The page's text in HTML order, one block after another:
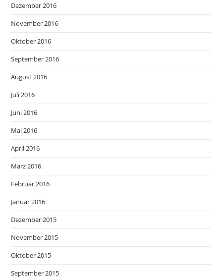
Dezember 2016
November 2016
Oktober 2016
September 2016
August 2016
Juli 2016
Juni 2016
Mai 2016
April 2016
März 2016
Februar 2016
Januar 2016
Dezember 2015
November 2015
Oktober 2015
September 2015